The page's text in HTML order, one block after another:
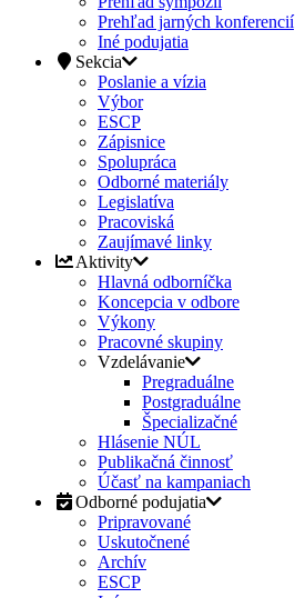
Prehľad jarných konferencií
Iné podujatia
Sekcia
Poslanie a vízia
Výbor
ESCP
Zápisnice
Spolupráca
Odborné materiály
Legislatíva
Pracoviská
Zaujímavé linky
Aktivity
Hlavná odborníčka
Koncepcia v odbore
Výkony
Pracovné skupiny
Vzdelávanie
Pregraduálne
Postgraduálne
Špecializačné
Hlásenie NÚL
Publikačná činnosť
Účasť na kampaniach
Odborné podujatia
Pripravované
Uskutočnené
Archív
ESCP